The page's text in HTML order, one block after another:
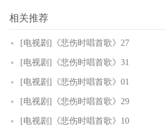
相关推荐
[电视剧]《悲伤时唱首歌》27
[电视剧]《悲伤时唱首歌》31
[电视剧]《悲伤时唱首歌》01
[电视剧]《悲伤时唱首歌》29
[电视剧]《悲伤时唱首歌》10